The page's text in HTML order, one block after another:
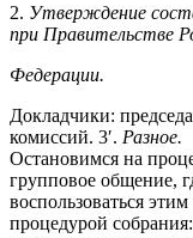
2. Утверждение
при Правительстве
Федерации.
Докладчики:
комиссий. 3′. Разное.
Остановимся на
групповое общение,
воспользоваться
процедурой